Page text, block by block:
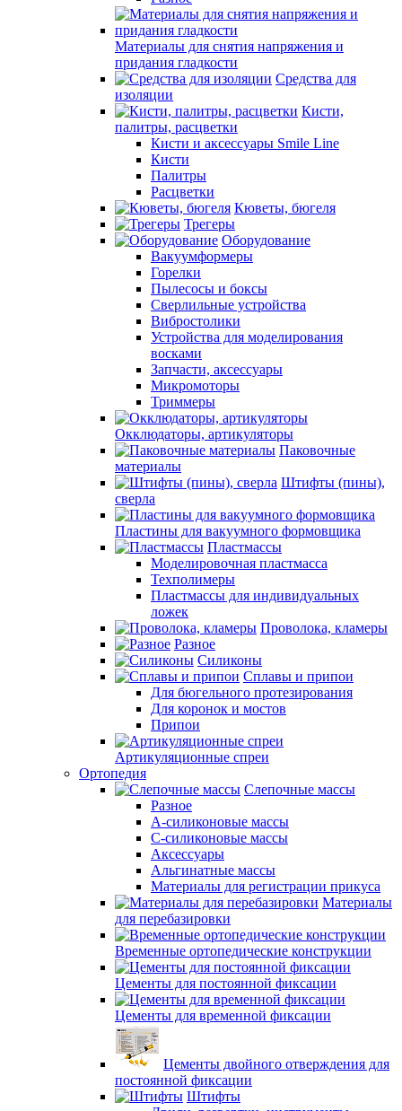
Материалы для снятия напряжения и
придания гладкости
Средства для
изоляции
Кисти,
палитры, расцветки
Кисти и аксессуары Smile Line
Кисти
Палитры
Расцветки
Кюветы, бюгеля
Трегеры
Оборудование
Вакуумформеры
Горелки
Пылесосы и боксы
Сверлильные устройства
Вибростолики
Устройства для моделирования
восками
Запчасти, аксессуары
Микромоторы
Триммеры
Окклюдаторы, артикуляторы
Паковочные
материалы
Штифты (пины),
сверла
Пластины для вакуумного формовщика
Пластмассы
Моделировочная пластмасса
Техполимеры
Пластмассы для индивидуальных
ложек
Проволока, кламеры
Разное
Силиконы
Сплавы и припои
Для бюгельного протезирования
Для коронок и мостов
Припои
Артикуляционные спреи
Ортопедия
Слепочные массы
Разное
А-силиконовые массы
С-силиконовые массы
Аксессуары
Альгинатные массы
Материалы для регистрации прикуса
Материалы
для перебазировки
Временные ортопедические конструкции
Цементы для постоянной фиксации
Цементы для временной фиксации
Цементы двойного отверждения для
постоянной фиксации
Штифты